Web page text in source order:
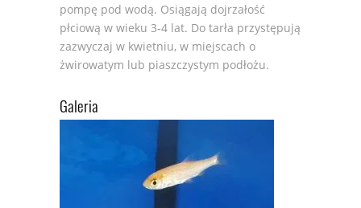
pompę pod wodą. Osiągają dojrzałość
płciową w wieku 3-4 lat. Do tarła przystępują
zazwyczaj w kwietniu, w miejscach o
żwirowatym lub piaszczystym podłożu.
Galeria